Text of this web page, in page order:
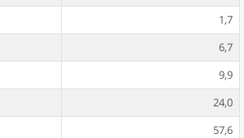
1,7
6,7
9,9
24,0
57,6